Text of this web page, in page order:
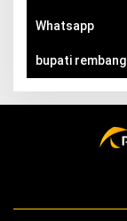
Whatsapp
bupati rembang